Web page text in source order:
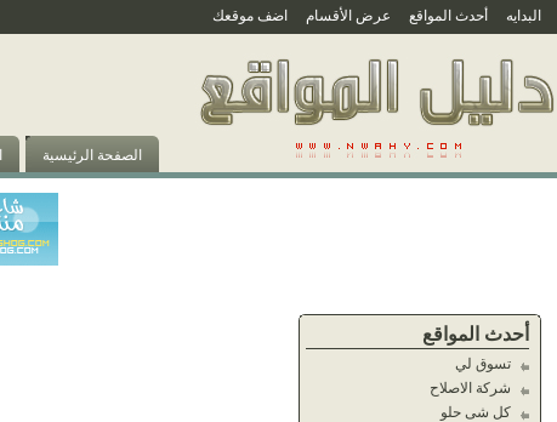
البدايه أحدث المواقع عرض الأقسام اضف موقعك
الصفحة الرئيسية
أحدث المواقع
تسوق لي
شركة الاصلاح
كل شى حلو